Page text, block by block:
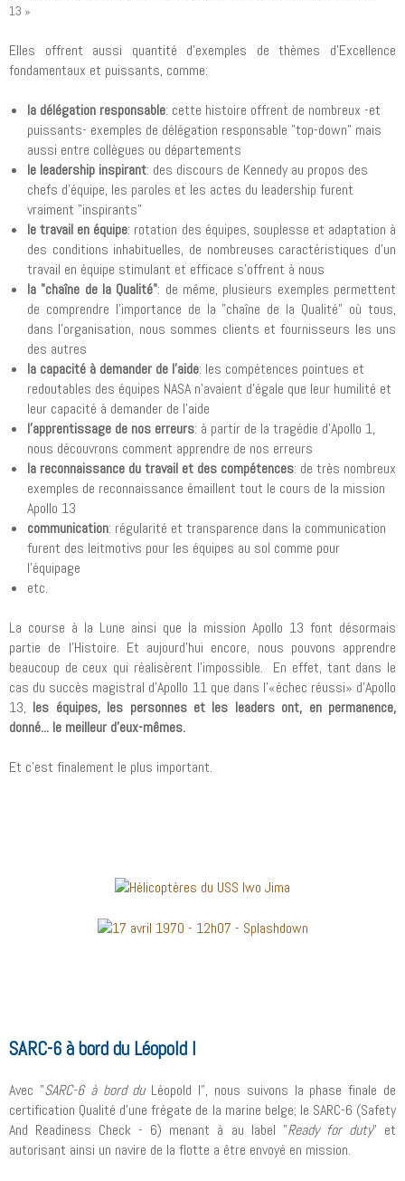
13 »
Elles offrent aussi quantité d’exemples de thèmes d’Excellence
fondamentaux et puissants, comme:
la délégation responsable: cette histoire offrent de nombreux -et
puissants- exemples de délégation responsable "top-down" mais
aussi entre collègues ou départements
le leadership inspirant: des discours de Kennedy au propos des
chefs d'équipe, les paroles et les actes du leadership furent
vraiment "inspirants"
le travail en équipe: rotation des équipes, souplesse et adaptation à
des conditions inhabituelles, de nombreuses caractéristiques d'un
travail en équipe stimulant et efficace s'offrent à nous
la "chaîne de la Qualité": de même, plusieurs exemples permettent
de comprendre l'importance de la "chaîne de la Qualité" où tous,
dans l'organisation, nous sommes clients et fournisseurs les uns
des autres
la capacité à demander de l’aide: les compétences pointues et
redoutables des équipes NASA n'avaient d'égale que leur humilité et
leur capacité à demander de l'aide
l’apprentissage de nos erreurs: à partir de la tragédie d'Apollo 1,
nous découvrons comment apprendre de nos erreurs
la reconnaissance du travail et des compétences: de très nombreux
exemples de reconnaissance émaillent tout le cours de la mission
Apollo 13
communication: régularité et transparence dans la communication
furent des leitmotivs pour les équipes au sol comme pour
l'équipage
etc.
La course à la Lune ainsi que la mission Apollo 13 font désormais
partie de l’Histoire. Et aujourd’hui encore, nous pouvons apprendre
beaucoup de ceux qui réalisèrent l’impossible. En effet, tant dans le
cas du succès magistral d’Apollo 11 que dans l’«échec réussi» d’Apollo
13, les équipes, les personnes et les leaders ont, en permanence,
donné... le meilleur d’eux-mêmes.
Et c’est finalement le plus important.
SARC-6 à bord du Léopold I
Avec "SARC-6 à bord du Léopold I", nous suivons la phase finale de
certification Qualité d'une frégate de la marine belge; le SARC-6 (Safety
And Readiness Check - 6) menant à au label "Ready for duty" et
autorisant ainsi un navire de la flotte a être envoyé en mission.